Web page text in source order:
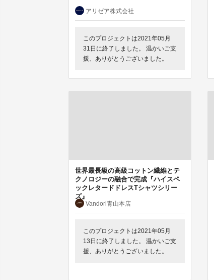
アリゼア株式会社
このプロジェクトは2021年05月
31日に終了しました。 温かいご支
援、ありがとうございました。
世界最長級の高級コットン繊維とテ
クノロジーの融合で完成『ハイスペ
ックレタードドレスTシャツシリー
ズ』
Vandori青山本店
このプロジェクトは2021年05月
13日に終了しました。 温かいご支
援、ありがとうございました。